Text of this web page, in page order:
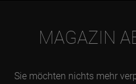
MAGAZIN
Sie möchten nichts mehr